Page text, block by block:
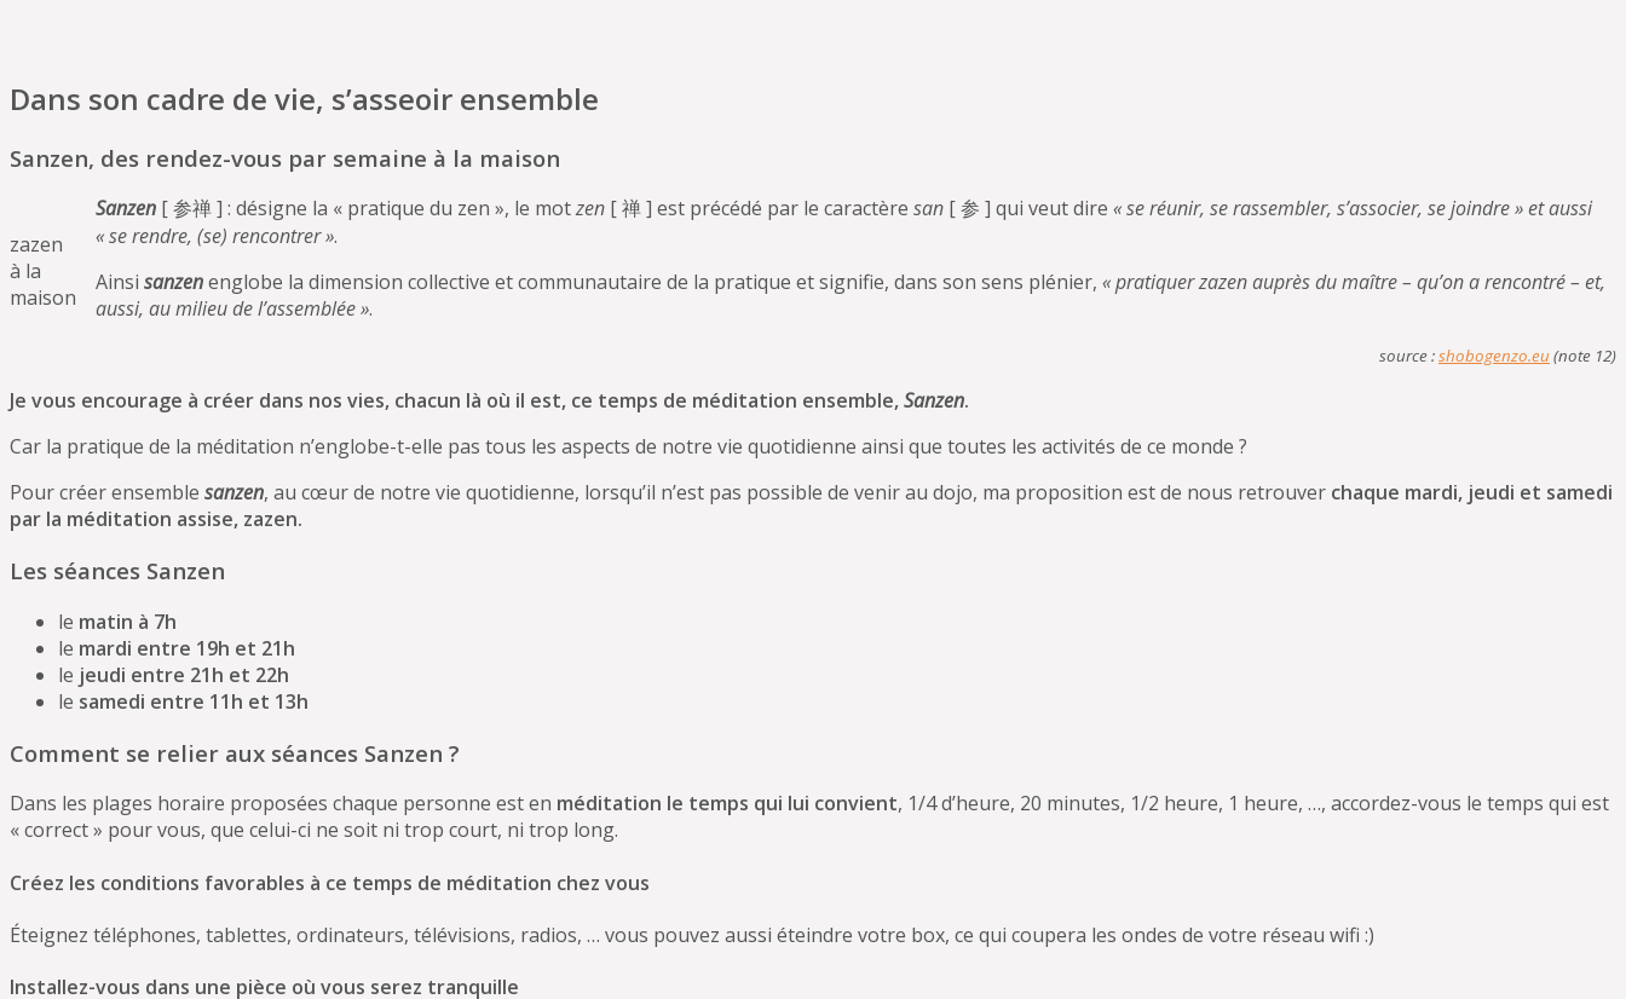
Dans son cadre de vie, s’asseoir ensemble
Sanzen, des rendez-vous par semaine à la maison
zazen
à la
maison
Sanzen [ 参禅 ] : désigne la « pratique du zen », le motzen [ 禅 ] est précédé par le caractère san [ 参 ] qui veut dire « se réunir, se rassembler, s’associer, se joindre » et aussi
« se rendre, (se) rencontrer ».
Ainsi sanzenenglobe la dimension collective et communautaire de la pratique et signifie, dans son sens plénier, « pratiquer zazen auprès du maître – qu’on a rencontré – et,
aussi, au milieu de l’assemblée ».
source :shobogenzo.eu(note 12)
Je vous encourage à créer dans nos vies, chacun là où il est, ce temps de méditation ensemble,Sanzen.
Car la pratique de la méditation n’englobe-t-elle pas tous les aspects de notre vie quotidienne ainsi que toutes les activités de ce monde ?
Pour créer ensemble sanzen, au cœur de notre vie quotidienne, lorsqu’il n’est pas possible de venir au dojo, ma proposition est de nous retrouver chaque mardi, jeudi et samedi
par la méditation assise, zazen.
Les séances Sanzen
le matin à 7h
le mardi entre 19h et 21h
le jeudi entre 21h et 22h
le samedi entre 11h et 13h
Comment se relier aux séances Sanzen ?
Dans les plages horaire proposées chaque personne est en méditation le temps qui lui convient, 1/4 d’heure, 20 minutes, 1/2 heure, 1 heure, …, accordez-vous le temps qui est
« correct » pour vous, que celui-ci ne soit ni trop court, ni trop long.
Créez les conditions favorables à ce temps de méditation chez vous
Éteignez téléphones, tablettes, ordinateurs, télévisions, radios, … vous pouvez aussi éteindre votre box, ce qui coupera les ondes de votre réseau wifi :)
Installez-vous dans une pièce où vous serez tranquille